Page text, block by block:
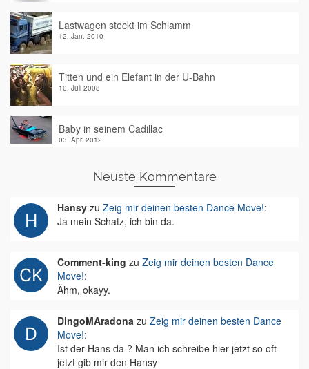
Lastwagen steckt im Schlamm
12. Jan. 2010
Titten und ein Elefant in der U-Bahn
10. Juli 2008
Baby in seinem Cadillac
03. Apr. 2012
Neuste Kommentare
Hansy zu Zeig mir deinen besten Dance Move!:
Ja mein Schatz, ich bin da.
Comment-king zu Zeig mir deinen besten Dance
Move!:
Ähm, okayy.
DingoMAradona zu Zeig mir deinen besten Dance
Move!:
Ist der Hans da ? Man ich schreibe hier jetzt so oft
jetzt gib mir den Hansy